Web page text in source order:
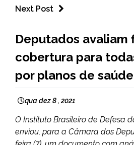
Next Post
NOTÍCIAS
Deputados avaliam
cobertura para
por planos de saúde
qua dez 8 , 2021
O Instituto Brasileiro de Defesa
enviou, para a Câmara dos